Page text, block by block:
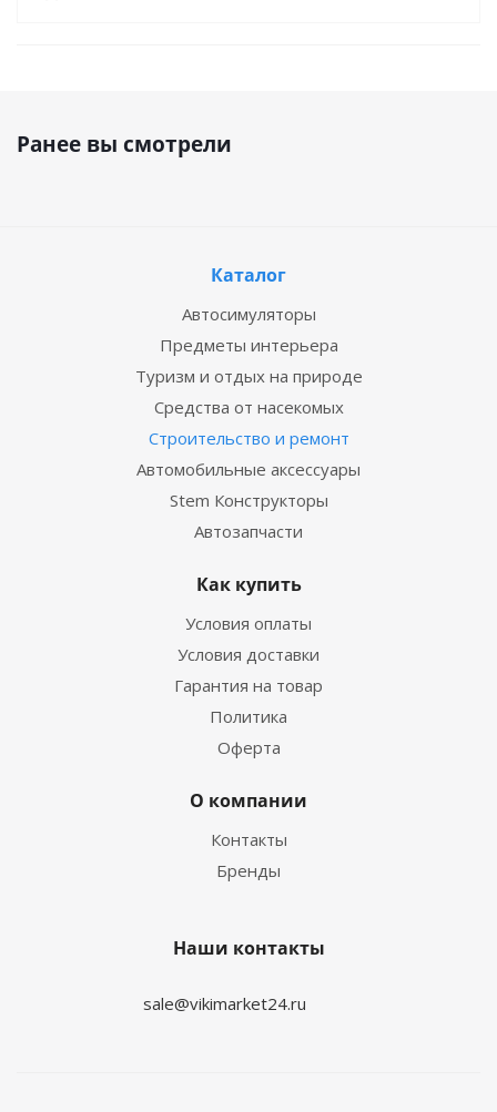
Ранее вы смотрели
Каталог
Автосимуляторы
Предметы интерьера
Туризм и отдых на природе
Средства от насекомых
Строительство и ремонт
Автомобильные аксессуары
Stem Конструкторы
Автозапчасти
Как купить
Условия оплаты
Условия доставки
Гарантия на товар
Политика
Оферта
О компании
Контакты
Бренды
Наши контакты
sale@vikimarket24.ru